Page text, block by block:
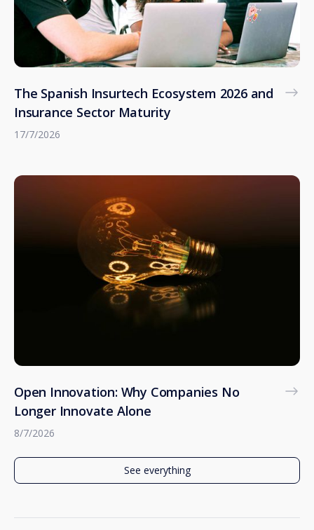
The Spanish Insurtech Ecosystem 2026 and
Insurance Sector Maturity
17/7/2026
Open Innovation: Why Companies No
Longer Innovate Alone
8/7/2026
See everything